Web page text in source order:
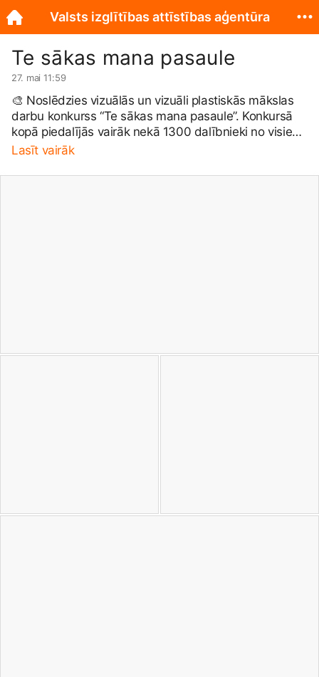
Te sākas mana pasaule
27. mai 11:59
🎨 Noslēdzies vizuālās un vizuāli plastiskās mākslas
darbu konkurss “Te sākas mana pasaule”. Konkursā
kopā piedalījās vairāk nekā 1300 dalībnieki no visiem
Lasīt vairāk
Valsts izglītības attīstības aģentūra